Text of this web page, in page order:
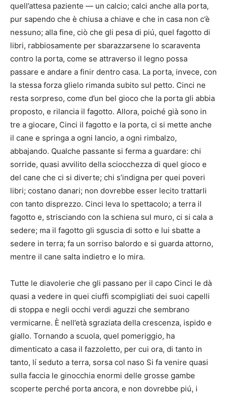
quell’attesa paziente — un calcio; calci anche alla porta,
pur sapendo che è chiusa a chiave e che in casa non c’è
nessuno; alla fine, ciò che gli pesa di piú, quel fagotto di
libri, rabbiosamente per sbarazzarsene lo scaraventa
contro la porta, come se attraverso il legno possa
passare e andare a finir dentro casa. La porta, invece, con
la stessa forza glielo rimanda subito sul petto. Cinci ne
resta sorpreso, come d’un bel gioco che la porta gli abbia
proposto, e rilancia il fagotto. Allora, poiché già sono in
tre a giocare, Cinci il fagotto e la porta, ci si mette anche
il cane e springa a ogni lancio, a ogni rimbalzo,
abbajando. Qualche passante si ferma a guardare: chi
sorride, quasi avvilito della sciocchezza di quel gioco e
del cane che ci si diverte; chi s’indigna per quei poveri
libri; costano danari; non dovrebbe esser lecito trattarli
con tanto disprezzo. Cinci leva lo spettacolo; a terra il
fagotto e, strisciando con la schiena sul muro, ci si cala a
sedere; ma il fagotto gli sguscia di sotto e lui sbatte a
sedere in terra; fa un sorriso balordo e si guarda attorno,
mentre il cane salta indietro e lo mira.
Tutte le diavolerie che gli passano per il capo Cinci le dà
quasi a vedere in quei ciuffi scompigliati dei suoi capelli
di stoppa e negli occhi verdi aguzzi che sembrano
vermicarne. È nell’età sgraziata della crescenza, ispido e
giallo. Tornando a scuola, quel pomeriggio, ha
dimenticato a casa il fazzoletto, per cui ora, di tanto in
tanto, lí seduto a terra, sorsa col naso Si fa venire quasi
sulla faccia le ginocchia enormi delle grosse gambe
scoperte perché porta ancora, e non dovrebbe piú, i